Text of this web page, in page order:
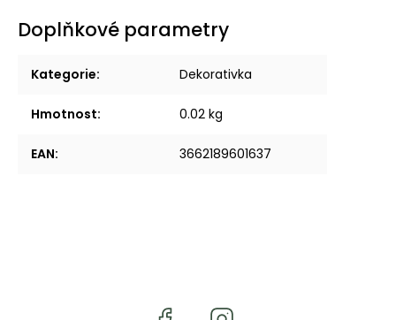
Doplňkové parametry
Kategorie: Dekorativka
Hmotnost: 0.02 kg
EAN: 3662189601637